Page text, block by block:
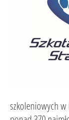
szkoleniowych